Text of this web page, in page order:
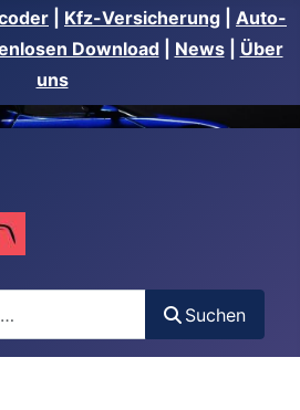
Kfz-Versicherung
Auto-
Download| News| Über
uns
Suchen